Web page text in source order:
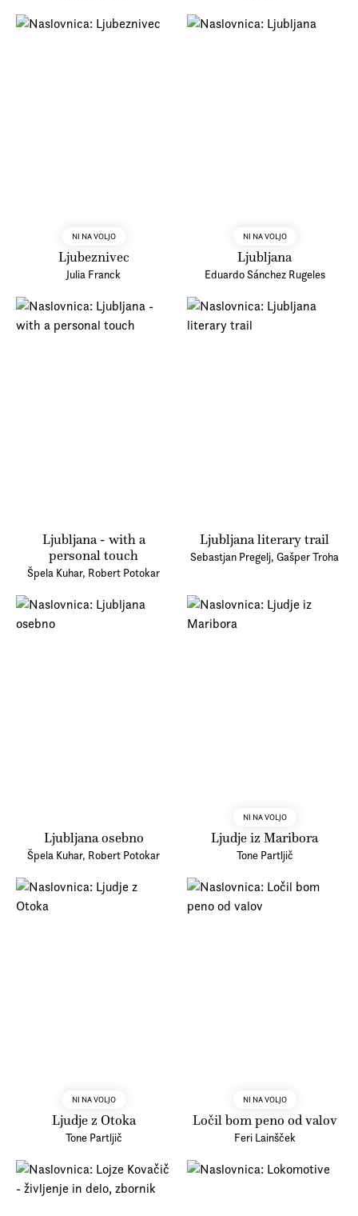
NI NA VOLJO
Ljubeznivec
Julia Franck
NI NA VOLJO
Ljubljana
Eduardo Sánchez Rugeles
Ljubljana - with a
personal touch
Špela Kuhar, Robert Potokar
Ljubljana literary trail
Sebastjan Pregelj, Gašper Troha
Ljubljana osebno
Špela Kuhar, Robert Potokar
NI NA VOLJO
Ljudje iz Maribora
Tone Partljič
NI NA VOLJO
Ljudje z Otoka
Tone Partljič
NI NA VOLJO
Ločil bom peno od valov
Feri Lainšček